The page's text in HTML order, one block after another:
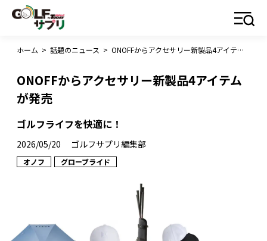
ホーム > 話題のニュース > ONOFFからアクセサリー新製品4アイテムが発売
ONOFFからアクセサリー新製品4アイテム
が発売
ゴルフライフを快適に！
2026/05/20 ゴルフサプリ編集部
オノフ グローブライド